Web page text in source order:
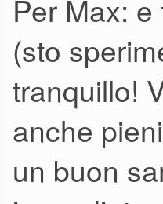
Per Max:
(sto
tranquillo!
anche
un buon